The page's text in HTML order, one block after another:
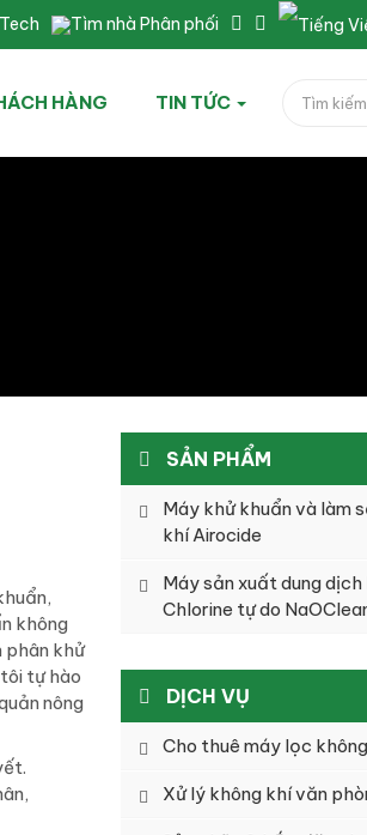
Tìm nhà Phân phối
HÀNG TIN TỨC
không
phân khử
tự hào
nông
SẢN PHẨM
Máy khử khuẩn và làm
khí Airocide
Máy sản xuất dung
Chlorine tự do
DỊCH VỤ
Cho thuê máy lọc
Xử lý không khí văn